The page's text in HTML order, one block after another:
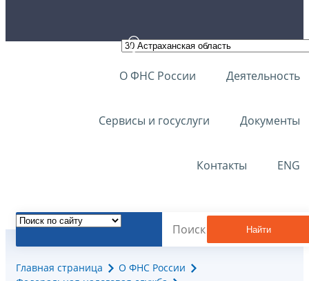
О ФНС России Деятельность
Сервисы и госуслуги Документы
Контакты ENG
Найти
Главная страница
О ФНС России